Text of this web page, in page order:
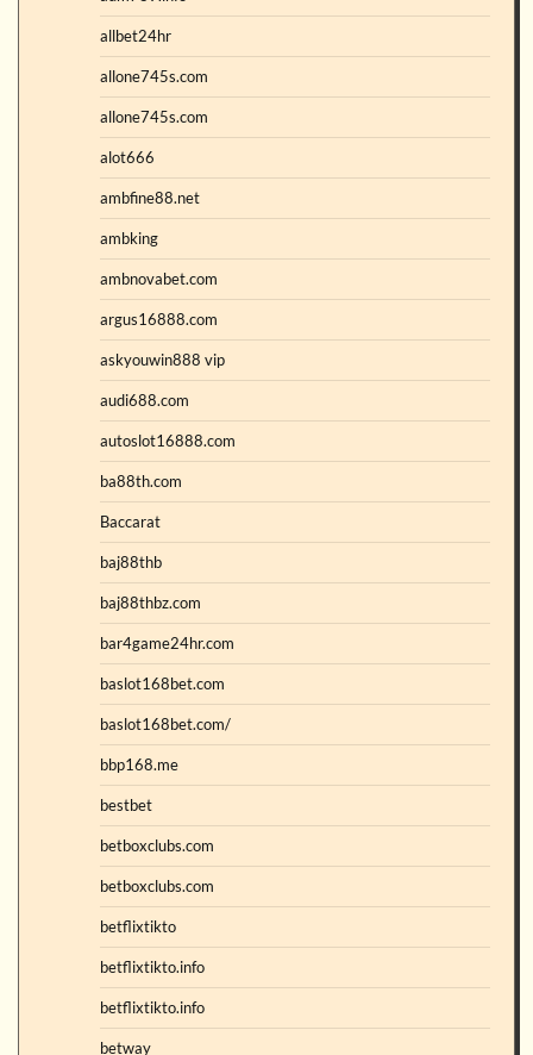
allbet24hr
allone745s.com
allone745s.com
alot666
ambfine88.net
ambking
ambnovabet.com
argus16888.com
askyouwin888 vip
audi688.com
autoslot16888.com
ba88th.com
Baccarat
baj88thb
baj88thbz.com
bar4game24hr.com
baslot168bet.com
baslot168bet.com/
bbp168.me
bestbet
betboxclubs.com
betboxclubs.com
betflixtikto
betflixtikto.info
betflixtikto.info
betway